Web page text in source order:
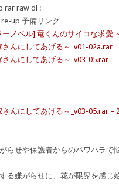
rar raw dl :
up 予備リンク
ノベル] 竜くんのサイコな求愛
んにしてあげる～_v01-02a.rar
んにしてあげる～_v03-05.rar
んにしてあげる～_v03-05.rar –
らせや保護者からのパワハラで
る嫌がらせに、花が限界を感じ